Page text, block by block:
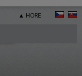
▲ HORE